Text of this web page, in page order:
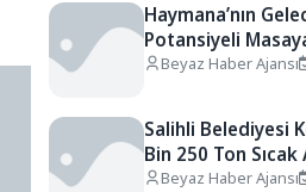
Haymana’nın
Potansiyeli
Beyaz Haber Ajansı
Salihli Belediyesi
Bin 250 Ton Sıcak
Tamamladı
Beyaz Haber Ajansı